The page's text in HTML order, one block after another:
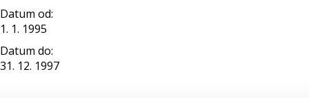
Datum od:
1. 1. 1995
Datum do:
31. 12. 1997